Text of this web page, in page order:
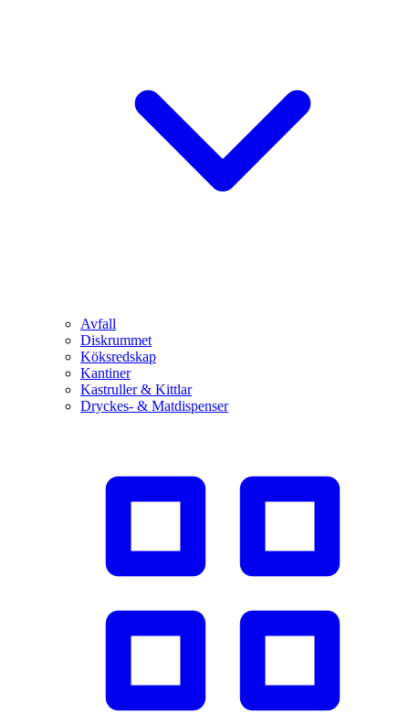
Avfall
Diskrummet
Köksredskap
Kantiner
Kastruller & Kittlar
Dryckes- & Matdispenser